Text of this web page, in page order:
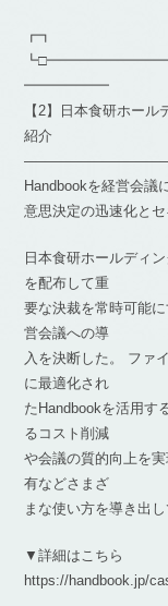
┏┓
━━━━━━
【2】日本食研ホー
紹介
Handbookを経営会議
意思決定の迅速化と
日本食研ホールディ
を配布して重
要な決裁を常時可能
営会議への導
入を決断した。 ファ
に最適化され
たHandbookを活用す
るコスト削減
や会議の質的向上を
有などさまざ
まな使い方を導き出し
▼詳細はこちら
https://handbook.jp/